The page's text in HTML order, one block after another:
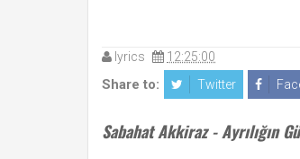
lyrics 12:25:00
Share to: Twitter
Sabahat Akkiraz - Ayrılığın